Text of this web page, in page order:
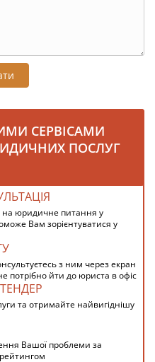
СЕРВІСАМИ
ПОСЛУГ
на юридичне питання у
Вам зорієнтуватися у
з ним через екран
потрібно йти до юриста в офіс
та отримайте найвигіднішу
Вашої проблеми за